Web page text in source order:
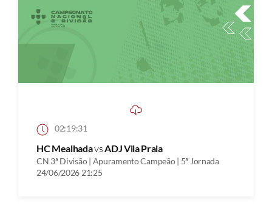
02:19:31
HC MealhadavsADJ Vila Praia
CN 3ª Divisão | Apuramento Campeão | 5ª Jornada
24/06/2026 21:25